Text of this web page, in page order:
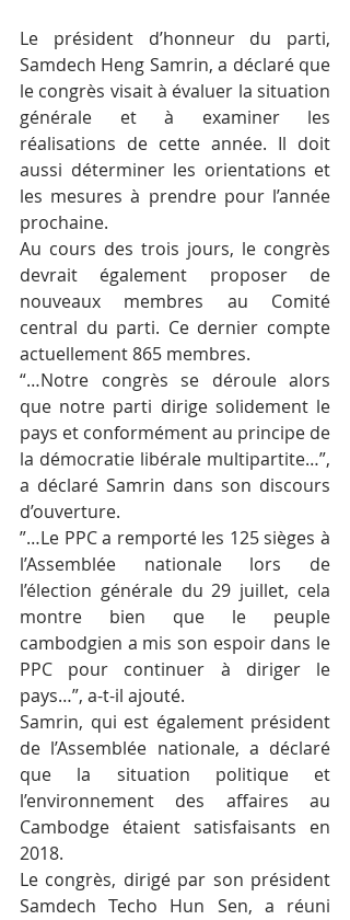
Le président d’honneur du parti,
Samdech Heng Samrin, a déclaré que
le congrès visait à évaluer la situation
générale et à examiner les
réalisations de cette année. Il doit
aussi déterminer les orientations et
les mesures à prendre pour l’année
prochaine.
Au cours des trois jours, le congrès
devrait également proposer de
nouveaux membres au Comité
central du parti. Ce dernier compte
actuellement 865 membres.
“…Notre congrès se déroule alors
que notre parti dirige solidement le
pays et conformément au principe de
la démocratie libérale multipartite…”,
a déclaré Samrin dans son discours
d’ouverture.
”…Le PPC a remporté les 125 sièges à
l’Assemblée nationale lors de
l’élection générale du 29 juillet, cela
montre bien que le peuple
cambodgien a mis son espoir dans le
PPC pour continuer à diriger le
pays…”, a-t-il ajouté.
Samrin, qui est également président
de l’Assemblée nationale, a déclaré
que la situation politique et
l’environnement des affaires au
Cambodge étaient satisfaisants en
2018.
Le congrès, dirigé par son président
Samdech Techo Hun Sen, a réuni